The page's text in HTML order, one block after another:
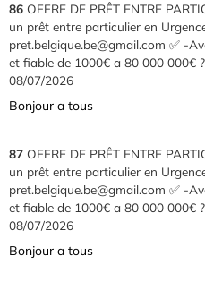
86 OFFRE DE PRÊT ENTRE
un prêt entre particulier en
pret.belgique.be@gmail.com ✅ -
et fiable de 1000€ a 80 000 000€
08/07/2026
Bonjour a tous
87 OFFRE DE PRÊT ENTRE
un prêt entre particulier en
pret.belgique.be@gmail.com ✅ -
et fiable de 1000€ a 80 000 000€
08/07/2026
Bonjour a tous